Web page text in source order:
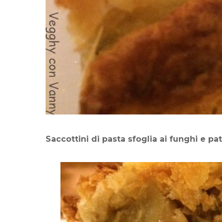
Saccottini di pasta sfoglia ai funghi e